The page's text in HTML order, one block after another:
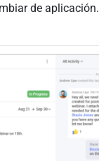
de aplicación.